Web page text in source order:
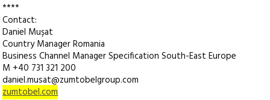
****
Contact:
Daniel Mușat
Country Manager Romania
Business Channel Manager Specification South-East Europe
M +40 731 321 200
daniel.musat@zumtobelgroup.com
zumtobel.com